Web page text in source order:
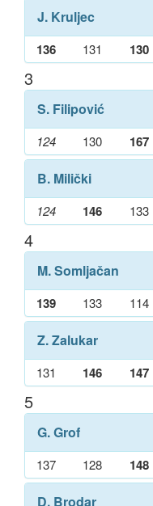
J. Kruljec
136 131 130
3
S. Filipović
124 130 167
B. Milički
124 146 133
4
M. Somljačan
139 133 114
Z. Zalukar
131 146 147
5
G. Grof
137 128 148
D. Brodar